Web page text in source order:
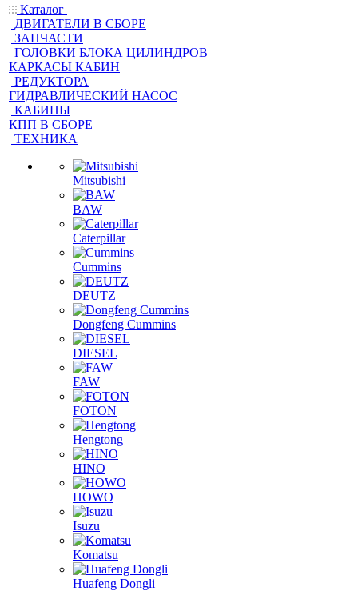
Каталог
ДВИГАТЕЛИ В СБОРЕ
ЗАПЧАСТИ
ГОЛОВКИ БЛОКА ЦИЛИНДРОВ
КАРКАСЫ КАБИН
РЕДУКТОРА
ГИДРАВЛИЧЕСКИЙ НАСОС
КАБИНЫ
КПП В СБОРЕ
ТЕХНИКА
Mitsubishi
BAW
Caterpillar
Cummins
DEUTZ
Dongfeng Cummins
DIESEL
FAW
FOTON
Hengtong
HINO
HOWO
Isuzu
Komatsu
Huafeng Dongli